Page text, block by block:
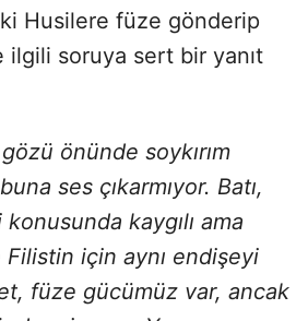
Husilere füze gönderip
ilgili soruya sert bir yanıt
önünde soykırım
ses çıkarmıyor. Batı,
kaygılı ama
için aynı endişeyi
füze gücümüz var, ancak